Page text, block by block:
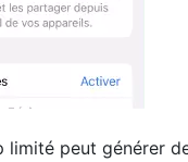
limité peut générer